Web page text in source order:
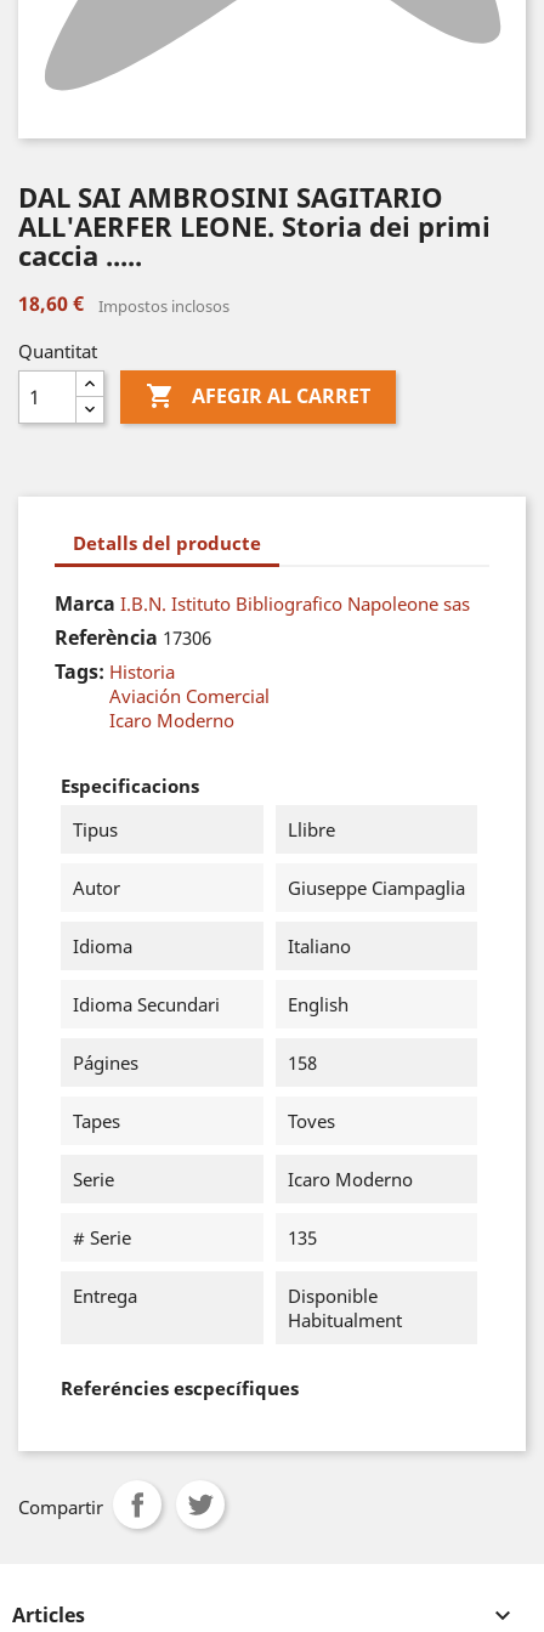
DAL SAI AMBROSINI SAGITARIO
ALL'AERFER LEONE. Storia dei primi
caccia .....
18,60 € Impostos inclosos
Quantitat
 AFEGIR AL CARRET
Detalls del producte
Marca I.B.N. Istituto Bibliografico Napoleone sas
Referència 17306
Tags: Historia
Aviación Comercial
Icaro Moderno
Especificacions
Tipus
Llibre
Autor Giuseppe Ciampaglia
Idioma Italiano
Idioma Secundari English
Págines 158
Tapes Toves
Serie Icaro Moderno
# Serie 135
Entrega
Disponible
Habitualment
Referéncies escpecífiques
Compartir
Articles 